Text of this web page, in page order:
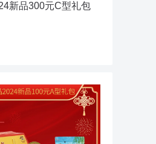
新品300元C型礼包